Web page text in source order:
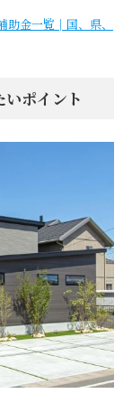
助金一覧│国、県、
ポイント